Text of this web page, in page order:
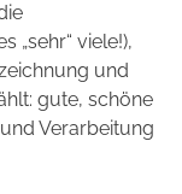
„sehr“ viele!),
und
gute, schöne
Verarbeitung